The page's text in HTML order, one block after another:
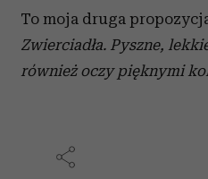
To moja druga
Zwierciadła. Pyszne,
również oczy pięknymi